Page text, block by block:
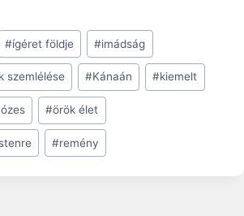
#ígéret földje #imádság
szemlélése #Kánaán #kiemelt
#örök élet
#remény